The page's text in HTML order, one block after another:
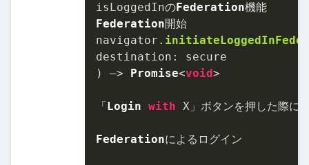
isLoggedInのFederation
Federation開始
navigator.
destination : secure
) –>
Promise<void>
「 Login with X」ボタンを押した際に
Federationによるログイン